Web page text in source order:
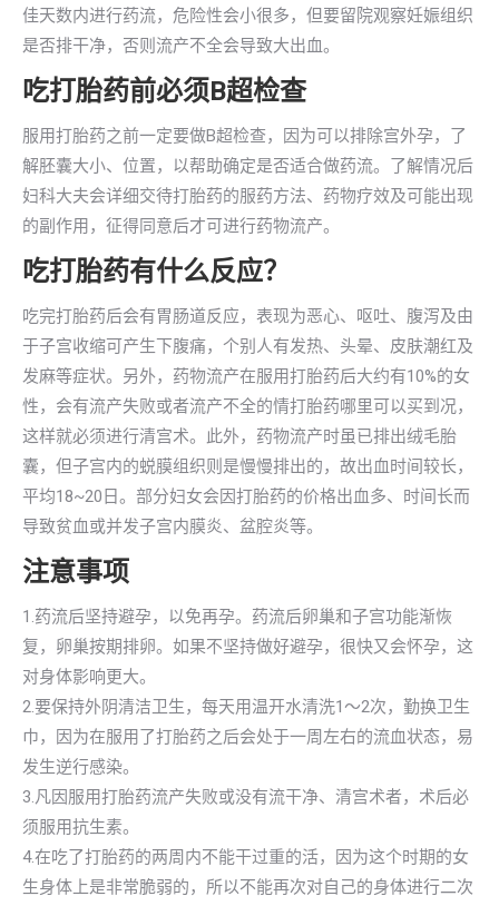
佳天数内进行药流，危险性会小很多，但要留院观察妊娠组织
是否排干净，否则流产不全会导致大出血。
吃打胎药前必须B超检查
服用打胎药之前一定要做B超检查，因为可以排除宫外孕，了
解胚囊大小、位置，以帮助确定是否适合做药流。了解情况后
妇科大夫会详细交待打胎药的服药方法、药物疗效及可能出现
的副作用，征得同意后才可进行药物流产。
吃打胎药有什么反应？
吃完打胎药后会有胃肠道反应，表现为恶心、呕吐、腹泻及由
于子宫收缩可产生下腹痛，个别人有发热、头晕、皮肤潮红及
发麻等症状。另外，药物流产在服用打胎药后大约有10%的女
性，会有流产失败或者流产不全的情打胎药哪里可以买到况，
这样就必须进行清宫术。此外，药物流产时虽已排出绒毛胎
囊，但子宫内的蜕膜组织则是慢慢排出的，故出血时间较长，
平均18~20日。部分妇女会因打胎药的价格出血多、时间长而
导致贫血或并发子宫内膜炎、盆腔炎等。
注意事项
1.药流后坚持避孕，以免再孕。药流后卵巢和子宫功能渐恢
复，卵巢按期排卵。如果不坚持做好避孕，很快又会怀孕，这
对身体影响更大。
2.要保持外阴清洁卫生，每天用温开水清洗1～2次，勤换卫生
巾，因为在服用了打胎药之后会处于一周左右的流血状态，易
发生逆行感染。
3.凡因服用打胎药流产失败或没有流干净、清宫术者，术后必
须服用抗生素。
4.在吃了打胎药的两周内不能干过重的活，因为这个时期的女
生身体上是非常脆弱的，所以不能再次对自己的身体进行二次